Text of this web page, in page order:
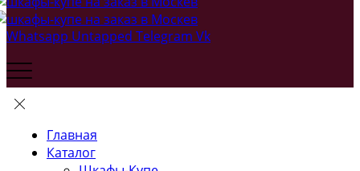
Whatsapp Untapped Telegram Vk
Главная
Каталог